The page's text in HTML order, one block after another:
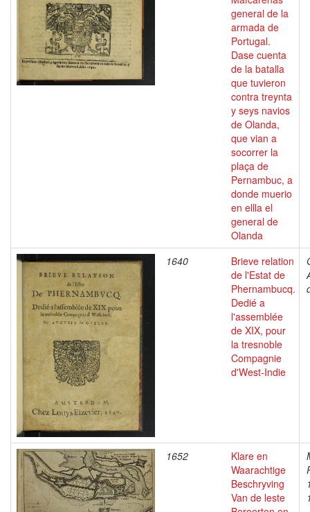
general de la
armada de
Portugal.
Dase cuenta
de la batalla
que tuvieron
contra treynta
y seys navios
de Olanda,
que vian a
socorrer la
plaça de
Pernambuc, a
donde muerio
en ellla el
general de
Olanda
1640
Brieve relation
de l'Estat de
Phernambucq.
Dedié a
l'assemblée
de XIX, pour
la tresnoble
Compagnie
d'West-Indie
1652
Klare en
Waarachtige
Beschryving
Van de leste